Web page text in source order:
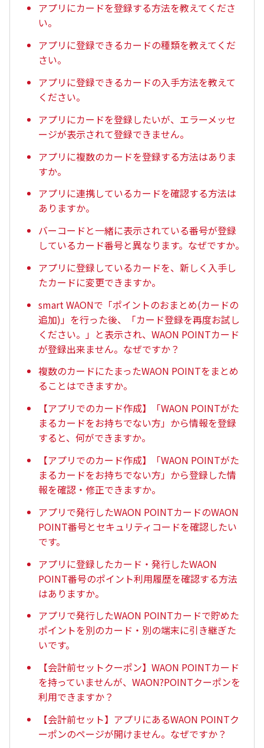
アプリにカードを登録する方法を教えてくださ
い。
アプリに登録できるカードの種類を教えてくだ
さい。
アプリに登録できるカードの入手方法を教えて
ください。
アプリにカードを登録したいが、エラーメッセ
ージが表示されて登録できません。
アプリに複数のカードを登録する方法はありま
すか。
アプリに連携しているカードを確認する方法は
ありますか。
バーコードと一緒に表示されている番号が登録
しているカード番号と異なります。なぜですか。
アプリに登録しているカードを、新しく入手し
たカードに変更できますか。
smart WAONで「ポイントのおまとめ(カードの
追加)」を行った後、「カード登録を再度お試し
ください。」と表示され、WAON POINTカード
が登録出来ません。なぜですか？
複数のカードにたまったWAON POINTをまとめ
ることはできますか。
【アプリでのカード作成】「WAON POINTがた
まるカードをお持ちでない方」から情報を登録
すると、何ができますか。
【アプリでのカード作成】「WAON POINTがた
まるカードをお持ちでない方」から登録した情
報を確認・修正できますか。
アプリで発行したWAON POINTカードのWAON
POINT番号とセキュリティコードを確認したい
です。
アプリに登録したカード・発行したWAON
POINT番号のポイント利用履歴を確認する方法
はありますか。
アプリで発行したWAON POINTカードで貯めた
ポイントを別のカード・別の端末に引き継ぎた
いです。
【会計前セットクーポン】WAON POINTカード
を持っていませんが、WAON?POINTクーポンを
利用できますか？
【会計前セット】アプリにあるWAON POINTク
ーポンのページが開けません。なぜですか？